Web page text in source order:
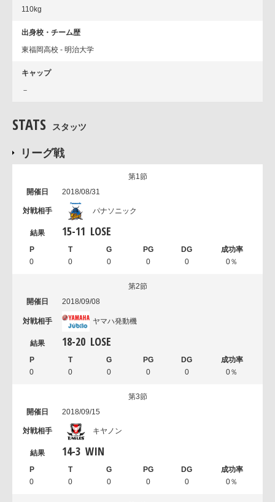
110kg
出身校・チーム歴
東福岡高校 - 明治大学
キャップ
－
STATS スタッツ
リーグ戦
第1節
2018/08/31
パナソニック
15-11 LOSE
0 0 0 0 0 0％
第2節
2018/09/08
ヤマハ発動機
18-20 LOSE
0 0 0 0 0 0％
第3節
2018/09/15
キヤノン
14-3 WIN
0 0 0 0 0 0％